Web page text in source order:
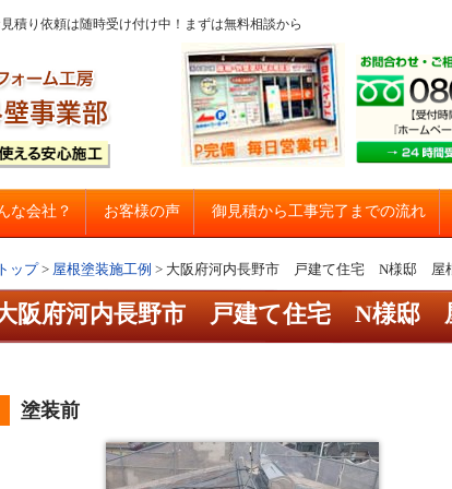
・お見積り依頼は随時受け付け中！まずは無料相談から
塗り替え専門店
な会社？ お客様の声 御見積から工事完了までの流れ
トップ> 屋根塗装施工例 > 大阪府河内長野市 戸建て住宅 N様邸 屋
阪府河内長野市 戸建て住宅 N様邸
塗装前